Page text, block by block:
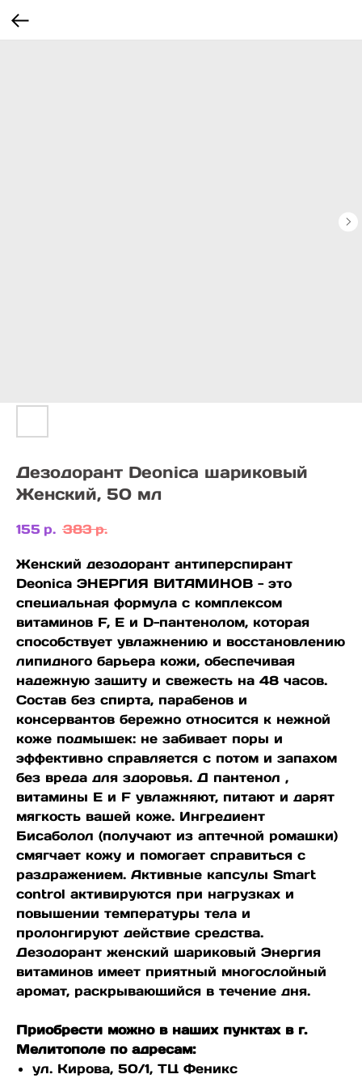
Дезодорант Deonica шариковый
Женский, 50 мл
155 р. 383 р.
Женский дезодорант антиперспирант
Deonica ЭНЕРГИЯ ВИТАМИНОВ - это
специальная формула с комплексом
витаминов F, E и D-пантенолом, которая
способствует увлажнению и восстановлению
липидного барьера кожи, обеспечивая
надежную защиту и свежесть на 48 часов.
Состав без спирта, парабенов и
консервантов бережно относится к нежной
коже подмышек: не забивает поры и
эффективно справляется с потом и запахом
без вреда для здоровья. Д пантенол ,
витамины Е и F увлажняют, питают и дарят
мягкость вашей коже. Ингредиент
Бисаболол (получают из аптечной ромашки)
смягчает кожу и помогает справиться с
раздражением. Активные капсулы Smart
control активируются при нагрузках и
повышении температуры тела и
пролонгируют действие средства.
Дезодорант женский шариковый Энергия
витаминов имеет приятный многослойный
аромат, раскрывающийся в течение дня.
Приобрести можно в наших пунктах в г.
Мелитополе по адресам:
ул. Кирова, 50/1, ТЦ Феникс